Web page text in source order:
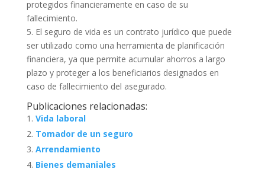
protegidos financieramente en caso de su
fallecimiento.
5. El seguro de vida es un contrato jurídico que puede
ser utilizado como una herramienta de planificación
financiera, ya que permite acumular ahorros a largo
plazo y proteger a los beneficiarios designados en
caso de fallecimiento del asegurado.
Publicaciones relacionadas:
Vida laboral
Tomador de un seguro
Arrendamiento
Bienes demaniales